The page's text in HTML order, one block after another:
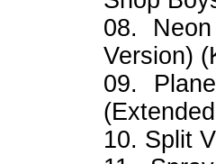
08.
Version)
09.
10. Split